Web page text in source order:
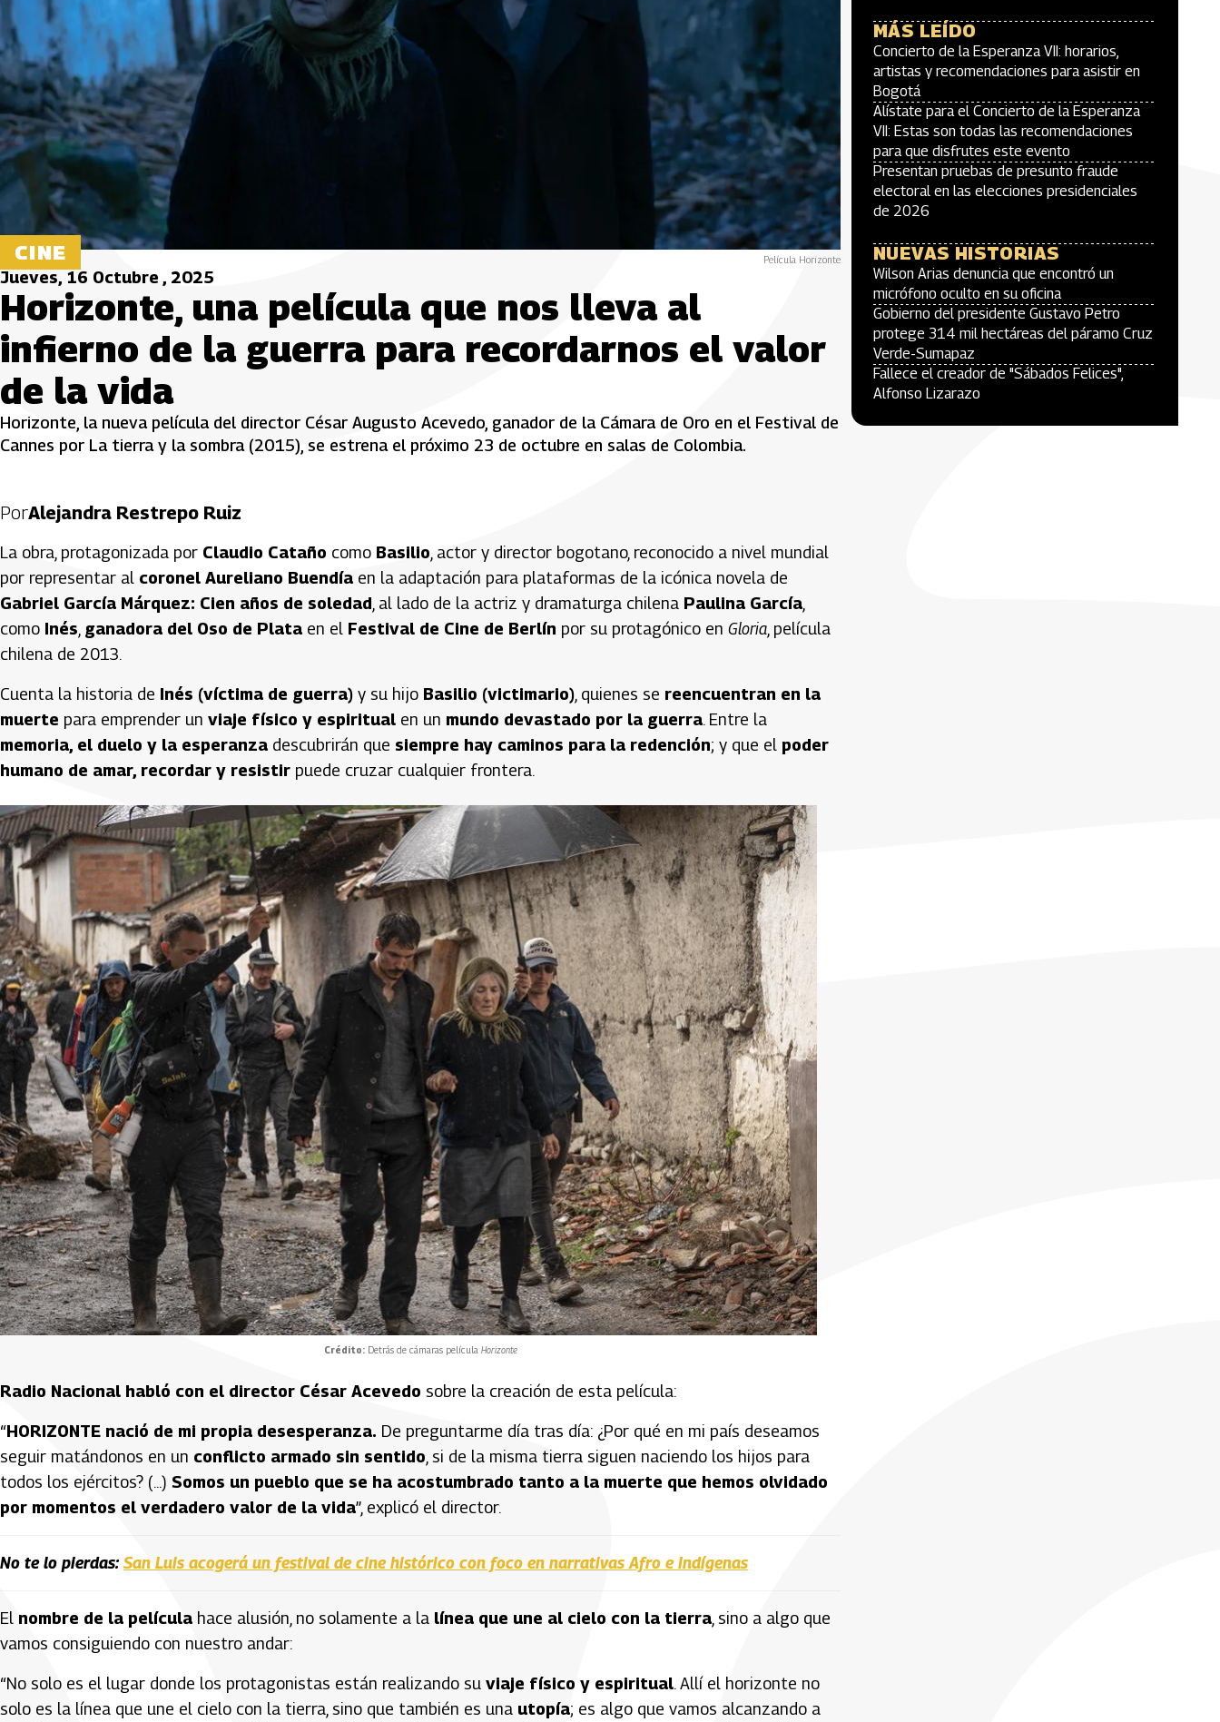
CINE Película Horizonte
Jueves, 16 Octubre , 2025
Horizonte, una película que nos lleva al
infierno de la guerra para recordarnos el valor
de la vida
Horizonte, la nueva película del director César Augusto Acevedo, ganador de la Cámara de Oro en el Festival de
Cannes por La tierra y la sombra (2015), se estrena el próximo 23 de octubre en salas de Colombia.
PorAlejandra Restrepo Ruiz
La obra, protagonizada por Claudio Cataño como Basilio, actor y director bogotano, reconocido a nivel mundial
por representar al coronel Aureliano Buendía en la adaptación para plataformas de la icónica novela de
Gabriel García Márquez: Cien años de soledad , al lado de la actriz y dramaturga chilena Paulina García
como Inés ganadora del Oso de Plata en el Festival de Cine de Berlín por su protagónico en Gloria , película
chilena de 2013.
Cuenta la historia de Inés (víctima de guerra) y su hijo Basilio (victimario) , quienes se reencuentran en la
muerte para emprender un viaje físico y espiritual en un mundo devastado por la guerra. Entre la
memoria, el duelo y la esperanza descubrirán que siempre hay caminos para la redención; y que el poder
humano de amar, recordar y resistir puede cruzar cualquier frontera.
Crédito:Detrás de cámaras película Horizonte
Radio Nacional habló con el director César Acevedo sobre la creación de esta película:
“HORIZONTE nació de mi propia desesperanza. De preguntarme día tras día: ¿Por qué en mi país deseamos
seguir matándonos en un conflicto armado sin sentido , si de la misma tierra siguen naciendo los hijos para
todos los ejércitos? (...) Somos un pueblo que se ha acostumbrado tanto a la muerte que hemos olvidado
por momentos el verdadero valor de la vida”, explicó el director.
No te lo pierdas:San Luis acogerá un festival de cine histórico con foco en narrativas Afro e Indígenas
El nombre de la película hace alusión, no solamente a la línea que une al cielo con la tierra , sino a algo que
vamos consiguiendo con nuestro andar:
“No solo es el lugar donde los protagonistas están realizando su viaje físico y espiritual. Allí el horizonte no
solo es la línea que une el cielo con la tierra, sino que también es una utopía; es algo que vamos alcanzando a
MÁS LEÍDO
Concierto de la Esperanza VII: horarios,
artistas y recomendaciones para asistir en
Bogotá
Alístate para el Concierto de la Esperanza
VII: Estas son todas las recomendaciones
para que disfrutes este evento
Presentan pruebas de presunto fraude
electoral en las elecciones presidenciales
de 2026
NUEVAS HISTORIAS
Wilson Arias denuncia que encontró un
micrófono oculto en su oficina
Gobierno del presidente Gustavo Petro
protege 314 mil hectáreas del páramo Cruz
Verde-Sumapaz
Fallece el creador de "Sábados Felices",
Alfonso Lizarazo